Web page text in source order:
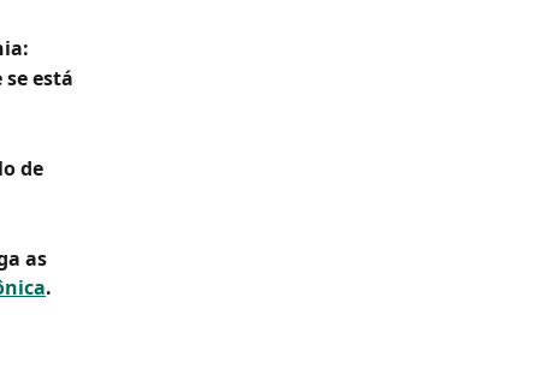
se está
de
as
.